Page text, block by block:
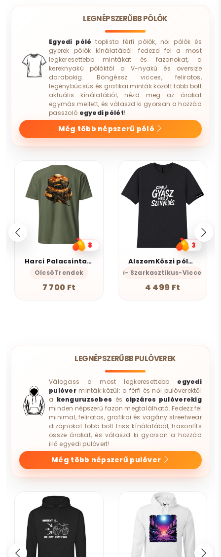
LEGNÉPSZERŰBB PÓLÓK
Egyedi póló toplista férfi pólók, női pólók és
gyerek pólók kínálatából: fedezd fel a most
legkeresettebb mintákat és fazonokat, a
kereknyakú pólóktól a V-nyakú és oversize
darabokig. Böngéssz vicces, feliratos,
legénybúcsús és grafikai minták között több bolt
aktuális kínálatából, nézd meg az árakat
egymás mellett, és válaszd ki gyorsan a hozzád
passzoló egyedi pólót!
Még több népszerű póló
8
Harci Palacsinta - Grafikus Unisex Póló
OlcsóTrendek
7 700 Ft
3
AlszomKöszi póló - Csak a gyász meg a szenvedés
AlszomKöszi- Szarkasztikus-Vicces-
4 499 Ft
LEGNÉPSZERŰBB PULÓVEREK
Válogass a most legkeresettebb egyedi
pulóverminták közül: a férfi és női pulóverektől
a kenguruzsebes és cipzáros pulóverekig
minden népszerű fazon megtalálható. Fedezz fel
minimal, feliratos, grafikai és vagány streetwear
dizájnokat több bolt friss kínálatából, hasonlíts
össze árakat, és válaszd ki gyorsan a hozzád
illő egyedi pulóvert!
Még több népszerű pulóver